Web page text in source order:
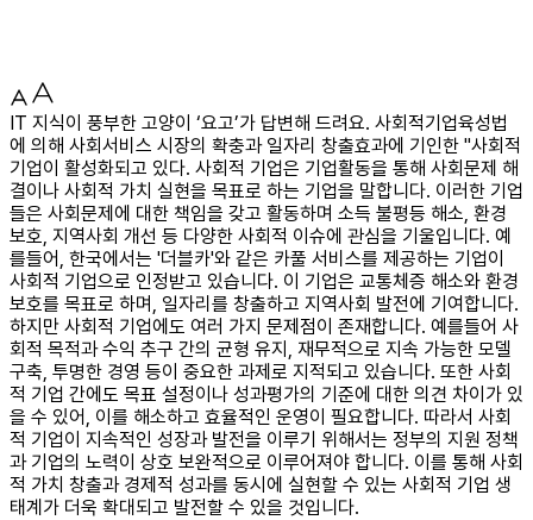
IT 지식이 풍부한 고양이 ‘요고’가 답변해 드려요. 사회적기업육성법
에 의해 사회서비스 시장의 확충과 일자리 창출효과에 기인한 "사회적
기업이 활성화되고 있다. 사회적 기업은 기업활동을 통해 사회문제 해
결이나 사회적 가치 실현을 목표로 하는 기업을 말합니다. 이러한 기업
들은 사회문제에 대한 책임을 갖고 활동하며 소득 불평등 해소, 환경
보호, 지역사회 개선 등 다양한 사회적 이슈에 관심을 기울입니다. 예
를들어, 한국에서는 '더블카'와 같은 카풀 서비스를 제공하는 기업이
사회적 기업으로 인정받고 있습니다. 이 기업은 교통체증 해소와 환경
보호를 목표로 하며, 일자리를 창출하고 지역사회 발전에 기여합니다.
하지만 사회적 기업에도 여러 가지 문제점이 존재합니다. 예를들어 사
회적 목적과 수익 추구 간의 균형 유지, 재무적으로 지속 가능한 모델
구축, 투명한 경영 등이 중요한 과제로 지적되고 있습니다. 또한 사회
적 기업 간에도 목표 설정이나 성과평가의 기준에 대한 의견 차이가 있
을 수 있어, 이를 해소하고 효율적인 운영이 필요합니다. 따라서 사회
적 기업이 지속적인 성장과 발전을 이루기 위해서는 정부의 지원 정책
과 기업의 노력이 상호 보완적으로 이루어져야 합니다. 이를 통해 사회
적 가치 창출과 경제적 성과를 동시에 실현할 수 있는 사회적 기업 생
태계가 더욱 확대되고 발전할 수 있을 것입니다.